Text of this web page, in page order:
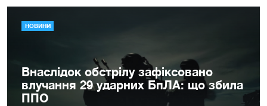
НОВИНИ
Внаслідок обстрілу зафіксовано
влучання 29 ударних БпЛА: що збила
ППО